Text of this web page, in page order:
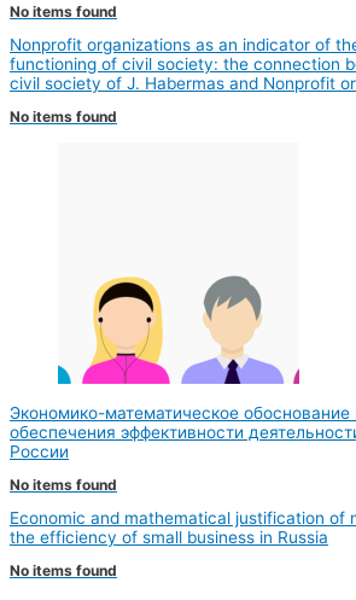
No items found
Nonprofit organizations as an indicator of
functioning of civil society: the connection
civil society of J. Habermas and Nonprofit
No items found
Экономико-математическое обоснование
обеспечения эффективности
России
No items found
Economic and mathematical justification of
the efficiency of small business in Russia
No items found